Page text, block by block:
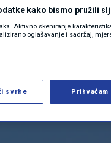
kako bismo pružili
Aktivno skeniranje
oglašavanje i sadržaj,
svrhe Prihvaćam